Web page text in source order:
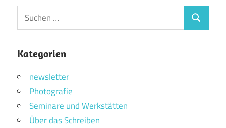
Suchen
nach:
Suchen
Kategorien
newsletter
Photografie
Seminare und Werkstätten
Über das Schreiben